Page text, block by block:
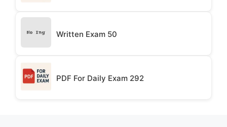
Written Exam 50
PDF For Daily Exam 292